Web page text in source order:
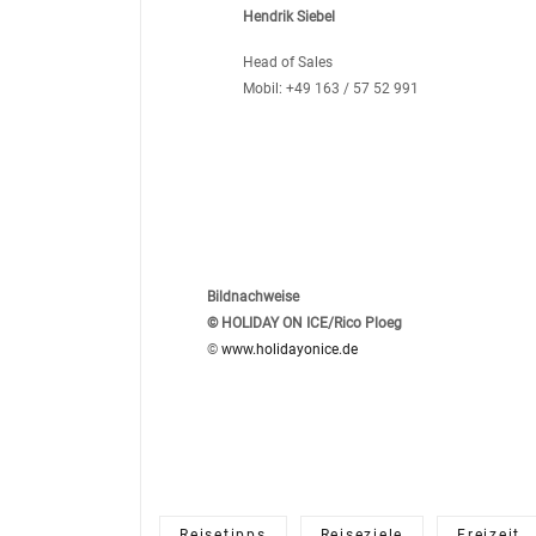
Hendrik Siebel
Head of Sales
Mobil: +49 163 / 57 52 991
Bildnachweise
© HOLIDAY ON ICE/Rico Ploeg
© www.holidayonice.de